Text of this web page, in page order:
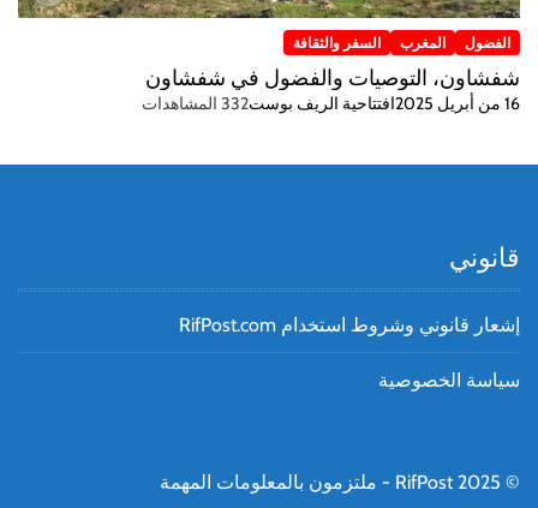
الفضول المغرب السفر والثقافة
شفشاون، التوصيات والفضول في شفشاون
16 من أبريل 2025 افتتاحية الريف بوست332 المشاهدات
قانوني
إشعار قانوني وشروط استخدام RifPost.com
سياسة الخصوصية
© RifPost 2025 - ملتزمون بالمعلومات المهمة